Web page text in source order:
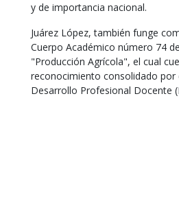
y de importancia nacional.
Juárez López, también funge
Cuerpo Académico número 74
"Producción Agrícola", el cual
reconocimiento consolidado por
Desarrollo Profesional Docente